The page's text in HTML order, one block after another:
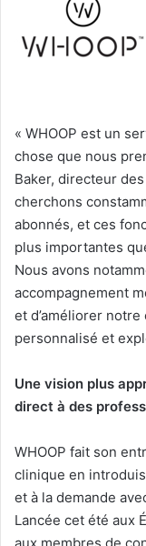
« WHOOP est un
chose que nous
Baker, directeur
cherchons
abonnés, et ces
plus importantes
Nous avons
accompagnement
et d’améliorer
personnalisé et
Une vision plus
direct à des
WHOOP fait son
clinique en
et à la demande
Lancée cet été aux